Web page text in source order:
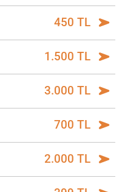
450 TL
1.500 TL
3.000 TL
700 TL
2.000 TL